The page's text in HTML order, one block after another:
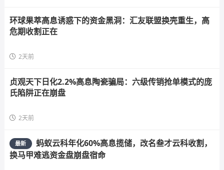
环球果萃高息诱惑下的资金黑洞：汇友联盟换壳重生，高
危期收割正在
2天前
贞观天下日化2.2%高息陶瓷骗局：六级传销抢单模式的庞
氏陷阱正在崩盘
2天前
最新
蚂蚁云科年化60%高息揽储，改名叁才云科收割，
换马甲难逃资金盘崩盘宿命